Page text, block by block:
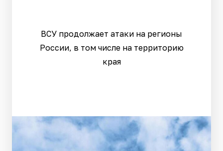
ВСУ продолжает атаки на регионы
России, в том числе на территорию
края